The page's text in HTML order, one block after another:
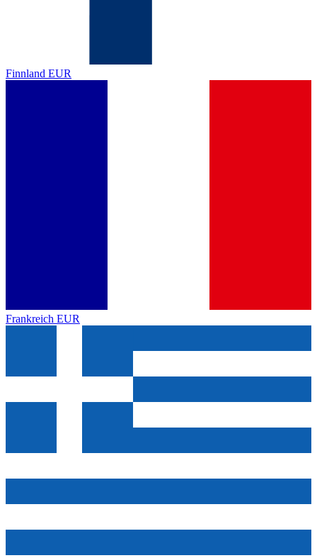
Finnland EUR
Frankreich EUR